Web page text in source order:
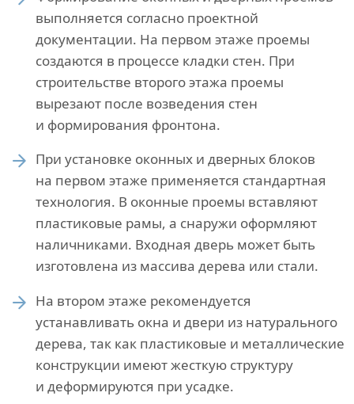
выполняется согласно проектной
документации. На первом этаже проемы
создаются в процессе кладки стен. При
строительстве второго этажа проемы
вырезают после возведения стен
и формирования фронтона.
При установке оконных и дверных блоков
на первом этаже применяется стандартная
технология. В оконные проемы вставляют
пластиковые рамы, а снаружи оформляют
наличниками. Входная дверь может быть
изготовлена из массива дерева или стали.
На втором этаже рекомендуется
устанавливать окна и двери из натурального
дерева, так как пластиковые и металлические
конструкции имеют жесткую структуру
и деформируются при усадке.